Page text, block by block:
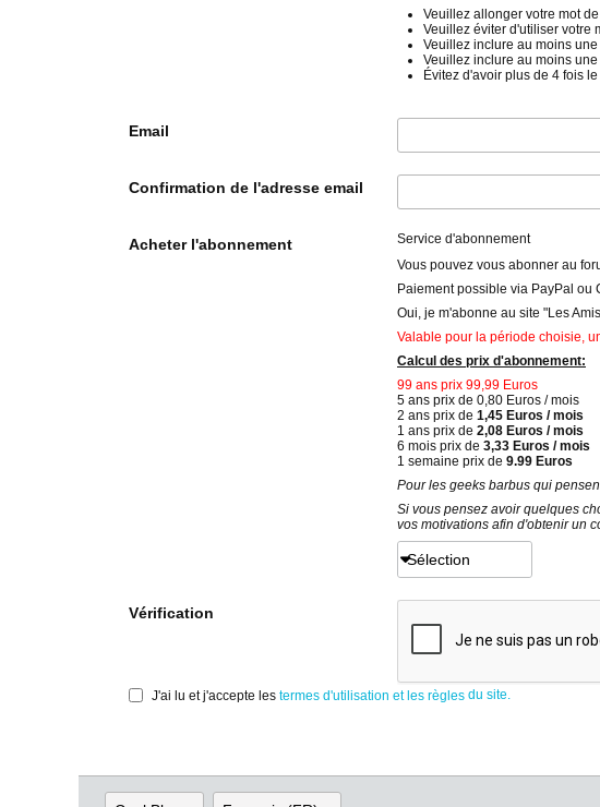
Veuillez allonger votre mot
Veuillez éviter d'utiliser votre
Veuillez inclure au moins
Veuillez inclure au moins
Évitez d'avoir plus de 4 fois
Email
Confirmation de l'adresse email
Acheter l'abonnement
Service d'abonnement
Vous pouvez vous abonner au
Paiement possible via PayPal ou
Oui, je m'abonne au site "Les
Valable pour la période choisie,
Calcul des prix d'abonnement:
99 ans prix 99,99 Euros
5 ans prix de 0,80 Euros / mois
2 ans prix de 1,45 Euros / mois
1 ans prix de 2,08 Euros / mois
6 mois prix de 3,33 Euros / mois
1 semaine prix de 9.99 Euros
Pour les geeks barbus qui
Si vous pensez avoir quelques
vos motivations afin d'obtenir un
Sélection
Vérification
J'ai lu et j'accepte les termes d'utilisation et les règles du site.